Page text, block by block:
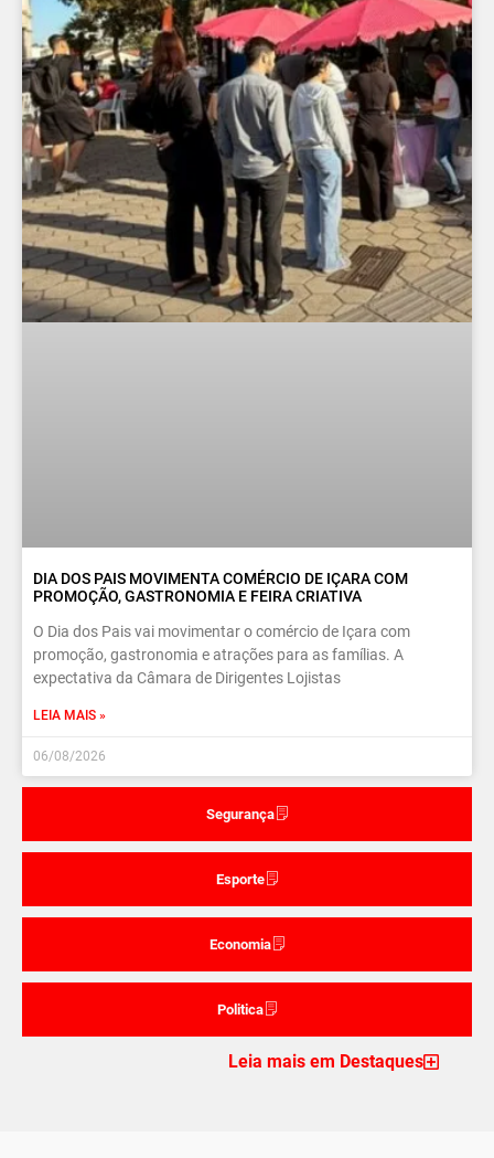
Segurança
Esporte
Economia
Politica
DIA DOS PAIS MOVIMENTA COMÉRCIO DE IÇARA COM
PROMOÇÃO, GASTRONOMIA E FEIRA CRIATIVA
O Dia dos Pais vai movimentar o comércio de Içara com
promoção, gastronomia e atrações para as famílias. A
expectativa da Câmara de Dirigentes Lojistas
LEIA MAIS »
06/08/2026
Leia mais em Destaques